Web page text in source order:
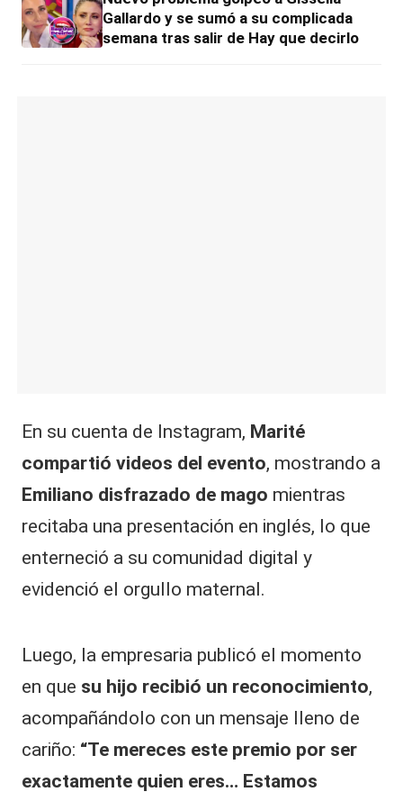
Gallardo y se sumó a su complicada
semana tras salir de Hay que decirlo
En su cuenta de Instagram, Marité
compartió videos del evento, mostrando a
Emiliano disfrazado de mago mientras
recitaba una presentación en inglés, lo que
enterneció a su comunidad digital y
evidenció el orgullo maternal.
Luego, la empresaria publicó el momento
en que su hijo recibió un reconocimiento,
acompañándolo con un mensaje lleno de
cariño: “Te mereces este premio por ser
exactamente quien eres… Estamos